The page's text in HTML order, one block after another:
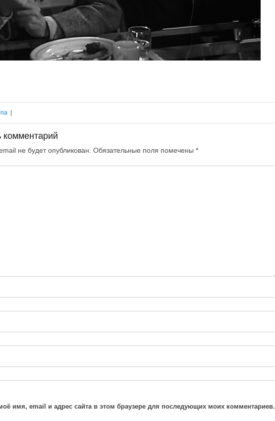
комментарий
не будет опубликован. Обязательные поля помечены *
имя, email и адрес сайта в этом браузере для последующих моих комментариев.